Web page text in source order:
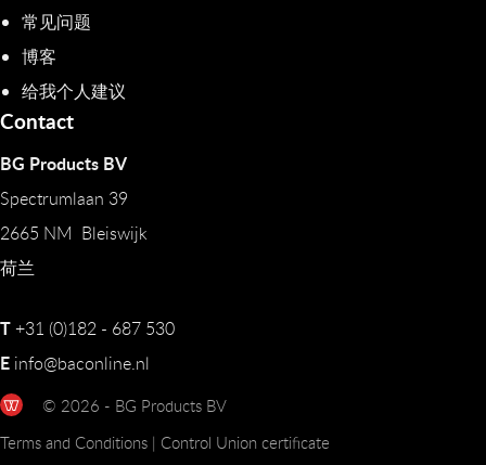
常见问题
博客
给我个人建议
Contact
BG Products BV
Spectrumlaan 39
2665 NM Bleiswijk
荷兰
T+31 (0)182 - 687 530
E info@baconline.nl
© 2026 - BG Products BV
Terms and Conditions | Control Union certificate